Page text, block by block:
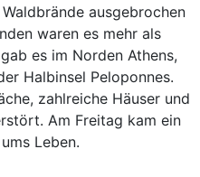
ausgebrochen
waren es mehr als
es im Norden Athens,
Halbinsel Peloponnes.
zahlreiche Häuser und
Am Freitag kam ein
Leben.